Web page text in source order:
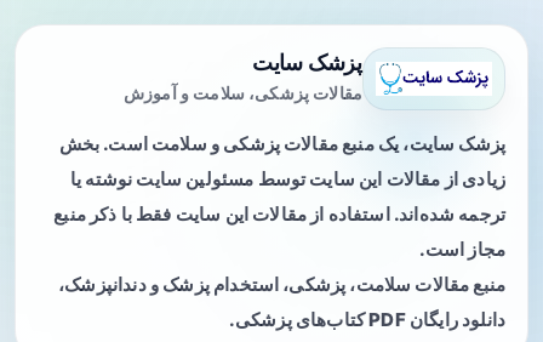
پزشک سایت
مقالات پزشکی، سلامت و آموزش
پزشک سایت، یک منبع مقالات پزشکی و سلامت است. بخش
زیادی از مقالات این سایت توسط مسئولین سایت نوشته یا
ترجمه شده‌اند. استفاده از مقالات این سایت فقط با ذکر منبع
مجاز است.
منبع مقالات سلامت، پزشکی، استخدام پزشک و دندانپزشک،
دانلود رایگان PDF کتاب‌های پزشکی.